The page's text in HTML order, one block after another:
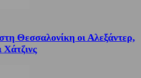
Θεσσαλονίκη οι Αλεξάντερ,